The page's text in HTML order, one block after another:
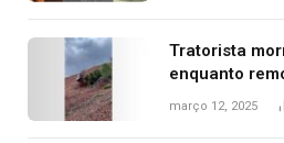
Tratorista
enquanto
ribanceira de
março 12, 2025